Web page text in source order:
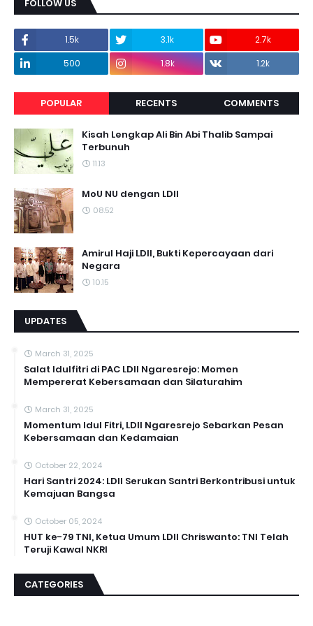
FOLLOW US
1.5k 3.1k
2.7k
500
1.8k 1.2k
POPULAR RECENTS COMMENTS
Kisah Lengkap Ali Bin Abi Thalib Sampai
Terbunuh
11.13
MoU NU dengan LDII
08.52
Amirul Haji LDII, Bukti Kepercayaan dari
Negara
10.15
UPDATES
March 31, 2025
Salat Idulfitri di PAC LDII Ngaresrejo: Momen
Mempererat Kebersamaan dan Silaturahim
March 31, 2025
Momentum Idul Fitri, LDII Ngaresrejo Sebarkan Pesan
Kebersamaan dan Kedamaian
October 22, 2024
Hari Santri 2024: LDII Serukan Santri Berkontribusi untuk
Kemajuan Bangsa
October 05, 2024
HUT ke-79 TNI, Ketua Umum LDII Chriswanto: TNI Telah
Teruji Kawal NKRI
CATEGORIES